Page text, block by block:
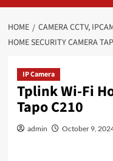
HOME CAMERA CCTV,
HOME SECURITY CAMERA
IP Camera
Tplink Wi-Fi
Tapo C210
admin October 9,